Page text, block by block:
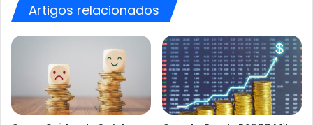
Artigos relacionados